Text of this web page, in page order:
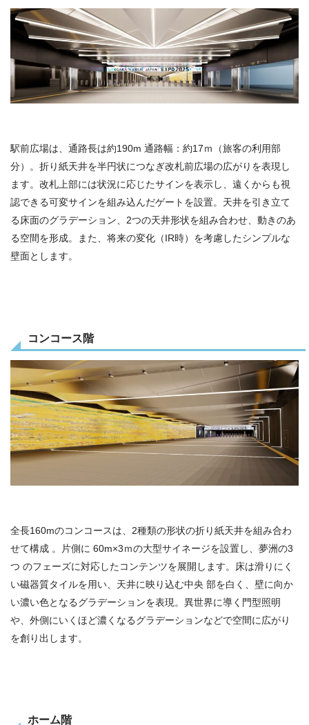
駅前広場は、通路長は約190m 通路幅：約17ｍ（旅客の利用部
分）。折り紙天井を半円状につなぎ改札前広場の広がりを表現し
ます。改札上部には状況に応じたサインを表示し、遠くからも視
認できる可変サインを組み込んだゲートを設置。天井を引き立て
る床面のグラデーション、2つの天井形状を組み合わせ、動きのあ
る空間を形成。また、将来の変化（IR時）を考慮したシンプルな
壁面とします。
コンコース階
全長160mのコンコースは、2種類の形状の折り紙天井を組み合わ
せて構成 。片側に 60m×3ｍの大型サイネージを設置し、夢洲の3
つ のフェーズに対応したコンテンツを展開します。床は滑りにく
い磁器質タイルを用い、天井に映り込む中央 部を白く、壁に向か
い濃い色となるグラデーションを表現。異世界に導く門型照明
や、外側にいくほど濃くなるグラデーションなどで空間に広がり
を創り出します。
ホーム階